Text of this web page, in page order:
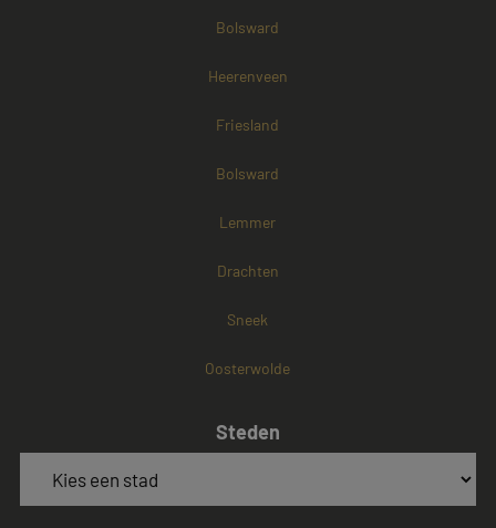
Bolsward
Heerenveen
Friesland
Bolsward
Lemmer
Drachten
Sneek
Oosterwolde
Steden